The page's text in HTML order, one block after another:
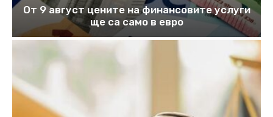
От 9 август цените на финансовите услуги
ще са само в евро